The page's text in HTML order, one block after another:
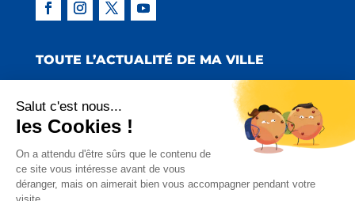
TOUTE L’ACTUALITÉ DE MA VILLE
Copyright © 2022 Mairie de Claira | Réalisation
:Emmaluc Communication
Salut c'est nous...
les Cookies !
On a attendu d'être sûrs que le contenu de
ce site vous intéresse avant de vous
déranger, mais on aimerait bien vous accompagner pendant votre
visite...